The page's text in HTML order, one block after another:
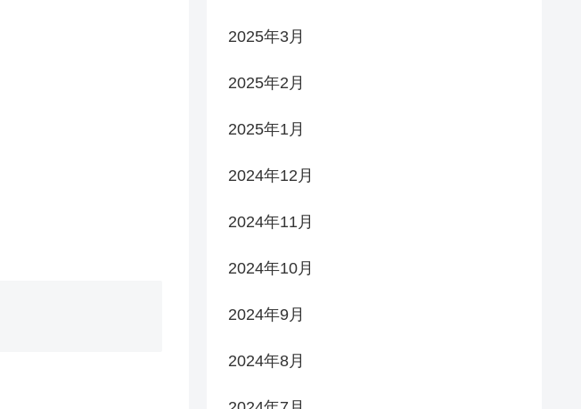
2025年3月
2025年2月
2025年1月
2024年12月
2024年11月
2024年10月
2024年9月
2024年8月